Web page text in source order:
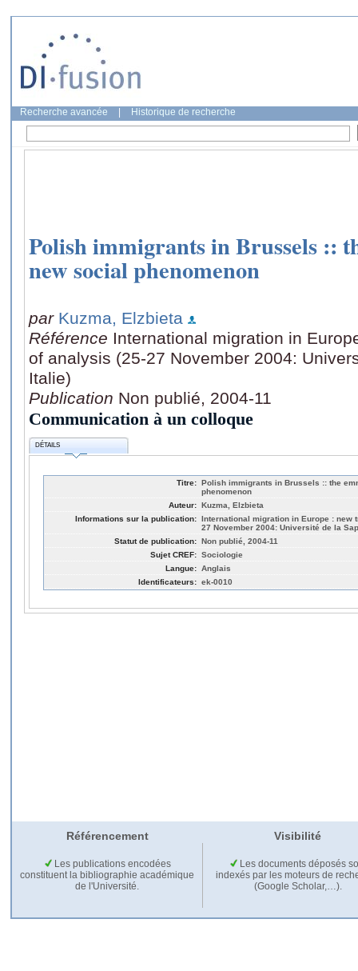
Recherche avancée Historique de recherche
Polish immigrants in Brussels ::
new social phenomenon
par Kuzma, Elzbieta
Référence International migration in
of analysis (25-27 November 2004:
Italie)
Publication Non publié, 2004-11
Communication à un colloque
DÉTAILS
Titre: Polish immigrants in Brussels :: the
phenomenon
Auteur: Kuzma, Elzbieta
Informations sur la publication: International migration in Europe : new
27 November 2004: Université de la
Statut de publication: Non publié, 2004-11
Sujet CREF: Sociologie
Langue: Anglais
Identificateurs: ek-0010
Référencement Visibilité
Les publications encodées
constituent la bibliographie académique
de l'Université.
Les documents déposés
indexés par les moteurs de
(Google Scholar,…).